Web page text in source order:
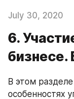
July 30, 2020
6.
бизнесе.
В этом
особенностях